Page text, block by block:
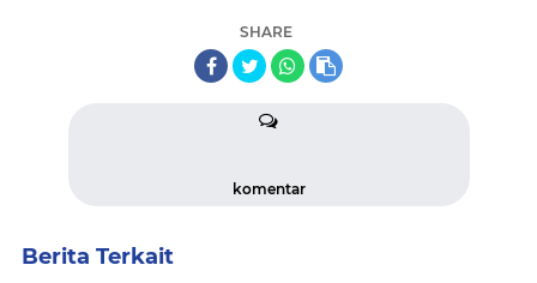
SHARE
komentar
Berita Terkait